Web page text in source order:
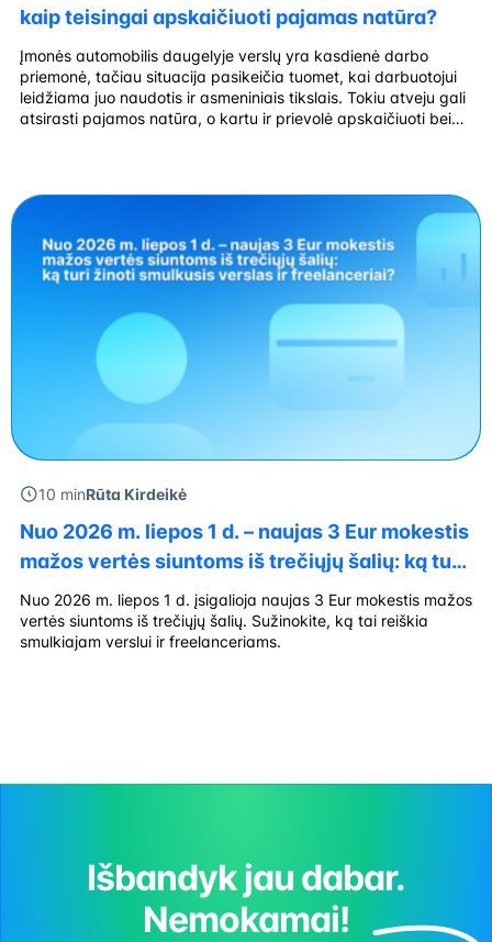
kaip teisingai apskaičiuoti pajamas natūra?
Įmonės automobilis daugelyje verslų yra kasdienė darbo
priemonė, tačiau situacija pasikeičia tuomet, kai darbuotojui
leidžiama juo naudotis ir asmeniniais tikslais. Tokiu atveju gali
atsirasti pajamos natūra, o kartu ir prievolė apskaičiuoti bei
10 minRūta Kirdeikė
Nuo 2026 m. liepos 1 d. – naujas 3 Eur mokestis
mažos vertės siuntoms iš trečiųjų šalių: ką turi
žinoti smulkusis verslas ir freelanceriai?
Nuo 2026 m. liepos 1 d. įsigalioja naujas 3 Eur mokestis mažos
vertės siuntoms iš trečiųjų šalių. Sužinokite, ką tai reiškia
smulkiajam verslui ir freelanceriams.
Išbandyk jau dabar.
Nemokamai!